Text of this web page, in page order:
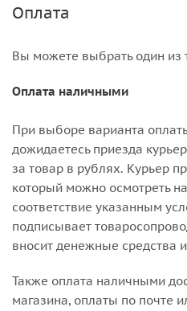
Оплата
Вы можете выбрать один из
Оплата наличными
При выборе варианта
дожидаетесь приезда
за товар в рублях. Курьер
который можно осмотреть
соответствие указанным
подписывает
вносит денежные средства
Также оплата наличными
магазина, оплаты по почте